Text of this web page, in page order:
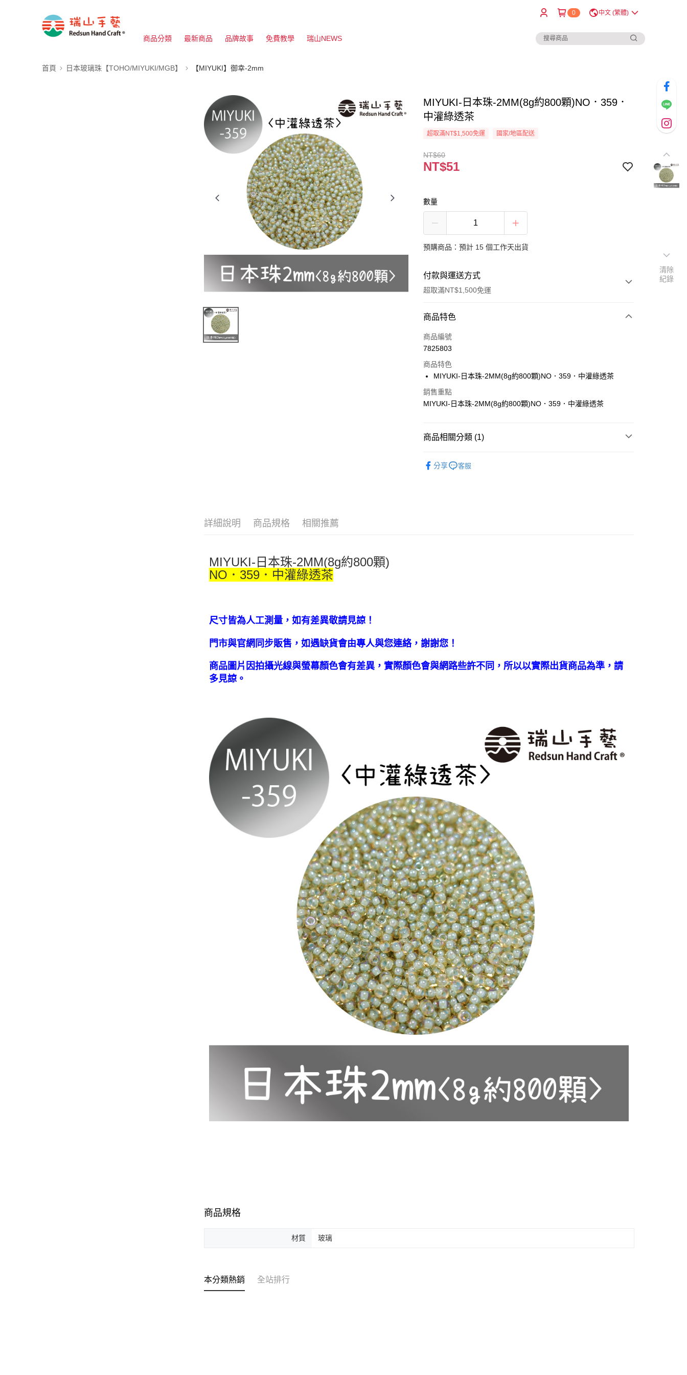
0 中文 (繁體)
商品分類 最新商品 品牌故事 免費教學 瑞山NEWS
首頁 日本玻璃珠【TOHO/MIYUKI/MGB】 【MIYUKI】御幸-2mm
MIYUKI-日本珠-2MM(8g約800顆)NO．359．
中灌綠透茶
超取滿NT$1,500免運 國家/地區配送
NT$60
NT$51
數量
預購商品：預計 15 個工作天出貨
付款與運送方式
超取滿NT$1,500免運
付款方式
信用卡一次付款
Apple Pay
街口支付
全家取貨付款
商品特色
商品編號
7825803
商品特色
MIYUKI-日本珠-2MM(8g約800顆)NO．359．中灌綠透茶
銷售重點
MIYUKI-日本珠-2MM(8g約800顆)NO．359．中灌綠透茶
商品相關分類 (1)
分享
客服
詳細說明 商品規格 相關推薦
MIYUKI-日本珠-2MM(8g約800顆)
NO．359．中灌綠透茶
尺寸皆為人工測量，如有差異敬請見諒！
門市與官網同步販售，如遇缺貨會由專人與您連絡，謝謝您！
商品圖片因拍攝光線與螢幕顏色會有差異，實際顏色會與網路些許不同，所以以實際出貨商品為準，請
多見諒。
商品規格
材質 玻璃
本分類熱銷 全站排行
清除
紀錄